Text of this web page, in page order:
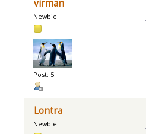
virman
Newbie
Post: 5
Lontra
Newbie